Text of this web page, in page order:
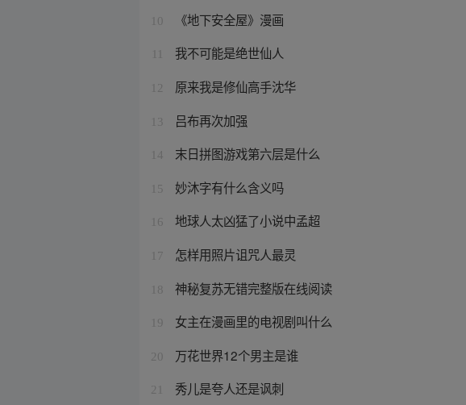
10 《地下安全屋》漫画
我不可能是绝世仙人
12 原来我是修仙高手沈华
13 吕布再次加强
14 末日拼图游戏第六层是什么
15 妙沐字有什么含义吗
16 地球人太凶猛了小说中孟超
17 怎样用照片诅咒人最灵
18 神秘复苏无错完整版在线阅读
19 女主在漫画里的电视剧叫什么
20 万花世界12个男主是谁
21 秀儿是夸人还是讽刺